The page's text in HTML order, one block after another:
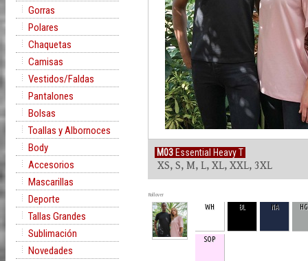
Gorras
Polares
Chaquetas
Camisas
Vestidos/Faldas
Pantalones
Bolsas
Toallas y Albornoces
Body
Accesorios
Mascarillas
Deporte
Tallas Grandes
Sublimación
Novedades
M03 Essential Heavy T
XS, S, M, L, XL, XXL, 3XL
Rollover
WH BL NA
SOP